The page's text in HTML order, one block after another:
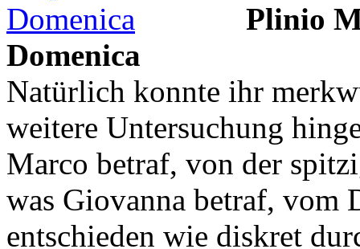
Plinio
Domenica
Natürlich konnte ihr
weitere Untersuchung
Marco betraf, von der
was Giovanna betraf, vom
entschieden wie diskret